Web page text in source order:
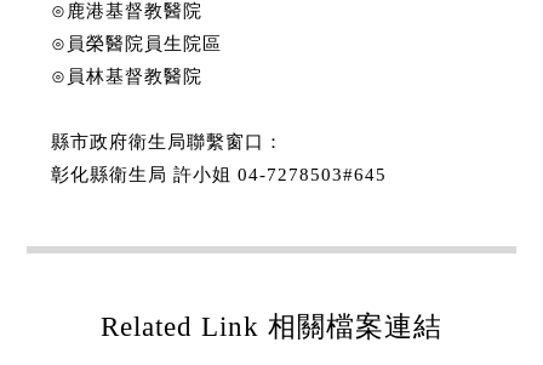
⊙鹿港基督教醫院
⊙員榮醫院員生院區
⊙員林基督教醫院
縣市政府衛生局聯繫窗口：
彰化縣衛生局 許小姐 04-7278503#645
Related Link 相關檔案連結